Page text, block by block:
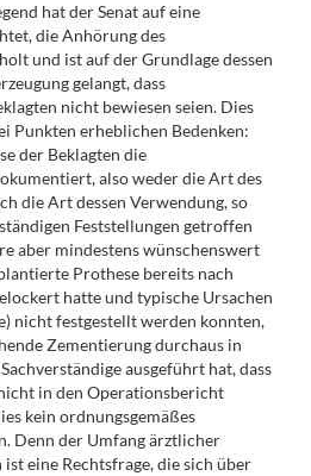
hat der Senat auf eine
die Anhörung des
und ist auf der Grundlage dessen
gelangt, dass
nicht bewiesen seien. Dies
Punkten erheblichen Bedenken:
der Beklagten die
also weder die Art des
die Art dessen Verwendung, so
Feststellungen getroffen
aber mindestens wünschenswert
Prothese bereits nach
hatte und typische Ursachen
nicht festgestellt werden konnten,
Zementierung durchaus in
ausgeführt hat, dass
in den Operationsbericht
kein ordnungsgemäßes
Denn der Umfang ärztlicher
eine Rechtsfrage, die sich über